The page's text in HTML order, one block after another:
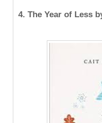
4. The Year of Less